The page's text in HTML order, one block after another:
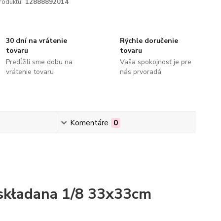
12888892014
30 dní na vrátenie
tovaru
Predĺžili sme dobu na
vrátenie tovaru
Rýchle doručenie
tovaru
Vaša spokojnosť je pre
nás prvoradá
Komentáre 0
1/8 33x33cm